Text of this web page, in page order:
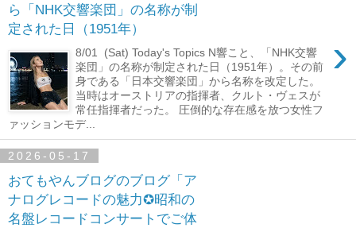
ら「NHK交響楽団」の名称が制
定された日（1951年）
›
8/01 (Sat) Today's Topics N響こと、「NHK交響
楽団」の名称が制定された日（1951年）。その前
身である「日本交響楽団」から名称を改定した。
当時はオーストリアの指揮者、クルト・ヴェスが
常任指揮者だった。 圧倒的な存在感を放つ女性フ
ァッションモデ...
2026-05-17
おてもやんブログのブログ「ア
ナログレコードの魅力✪昭和の
名盤レコードコンサートでご体